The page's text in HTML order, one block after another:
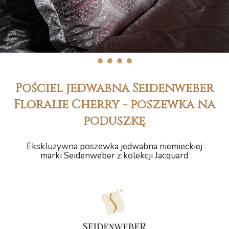
1 2 3 4
Pościel jedwabna Seidenweber
Floralie Cherry - poszewka na
poduszkę
Ekskluzywna poszewka jedwabna niemieckiej
marki Seidenweber z kolekcji Jacquard